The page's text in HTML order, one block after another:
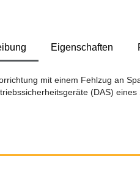
Eigenschaften
mit einem Fehlzug an
(DAS) eines